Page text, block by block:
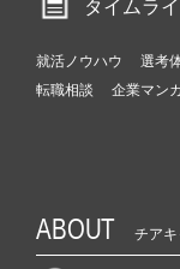
タイムラ
就活ノウハウ 選考
転職相談
企業マン
ABOUT チア